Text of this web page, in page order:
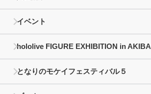
イベント
hololive FIGURE EXHIBITION in AKIBA
となりのモケイフェスティバル５